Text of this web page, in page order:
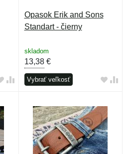
Opasok Erik and Sons
Standart - čierny
skladom
13,38€
Vybrať veľkosť